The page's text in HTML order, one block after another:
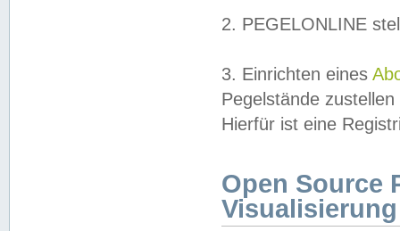
2. PEGELONLINE
3. Einrichten eines
Pegelstände
Hierfür ist eine
Open Source
Visualisierung